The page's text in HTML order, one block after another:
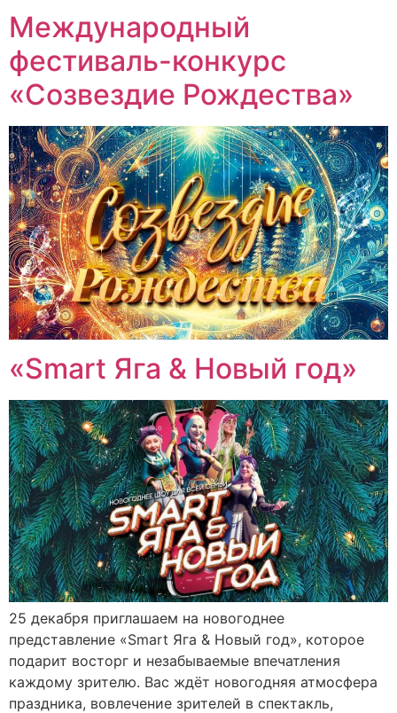
Международный
фестиваль-конкурс
«Созвездие Рождества»
«Smart Яга & Новый год»
25 декабря приглашаем на новогоднее
представление «Smart Яга & Новый год», которое
подарит восторг и незабываемые впечатления
каждому зрителю. Вас ждёт новогодняя атмосфера
праздника, вовлечение зрителей в спектакль,